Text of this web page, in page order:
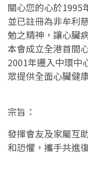
關心您的心於1995
並已註冊為非牟利
勉之精神，讓心臟
本會成立全港首間
2001年遷入中環中
眾提供全面心臟健
宗旨：
發揮會友及家屬互
和恐懼，攜手共進